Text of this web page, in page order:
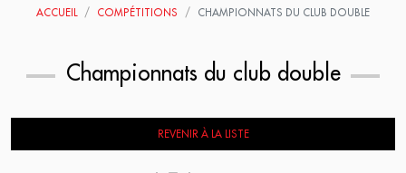
ACCUEIL COMPÉTITIONS CHAMPIONNATS DU CLUB DOUBLE
Championnats du club double
REVENIR À LA LISTE